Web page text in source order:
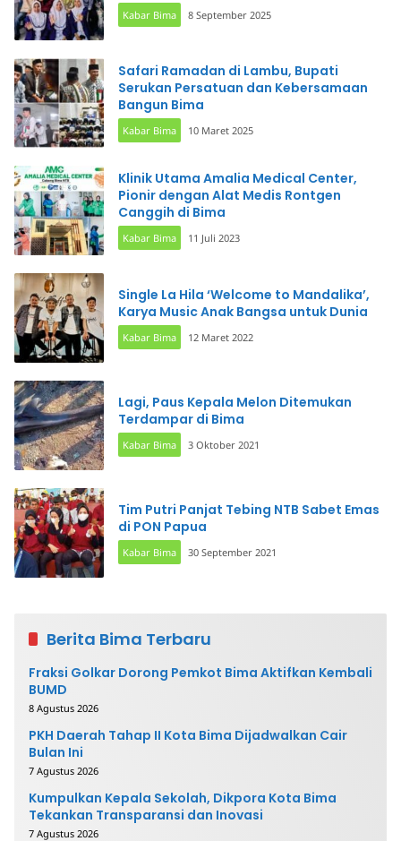
Kabar Bima 8 September 2025
Safari Ramadan di Lambu, Bupati
Serukan Persatuan dan Kebersamaan
Bangun Bima
Kabar Bima 10 Maret 2025
Klinik Utama Amalia Medical Center,
Pionir dengan Alat Medis Rontgen
Canggih di Bima
Kabar Bima 11 Juli 2023
Single La Hila ‘Welcome to Mandalika’,
Karya Music Anak Bangsa untuk Dunia
Kabar Bima 12 Maret 2022
Lagi, Paus Kepala Melon Ditemukan
Terdampar di Bima
Kabar Bima 3 Oktober 2021
Tim Putri Panjat Tebing NTB Sabet Emas
di PON Papua
Kabar Bima 30 September 2021
Berita Bima Terbaru
Fraksi Golkar Dorong Pemkot Bima Aktifkan Kembali
BUMD
8 Agustus 2026
PKH Daerah Tahap II Kota Bima Dijadwalkan Cair
Bulan Ini
7 Agustus 2026
Kumpulkan Kepala Sekolah, Dikpora Kota Bima
Tekankan Transparansi dan Inovasi
7 Agustus 2026